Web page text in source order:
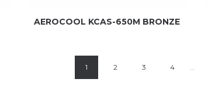
AEROCOOL KCAS-650M BRONZE
1 2 3 4 …